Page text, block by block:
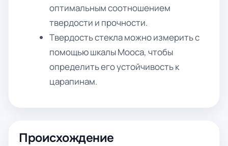
оптимальным соотношением
твердости и прочности.
Твердость стекла можно измерить с
помощью шкалы Мооса, чтобы
определить его устойчивость к
царапинам.
Происхождение